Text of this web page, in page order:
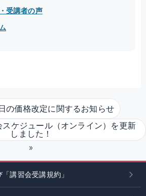
受講者の声
の価格改定に関するお知らせ
ケジュール（オンライン）を更新
しました！
»
講習会受講規約」